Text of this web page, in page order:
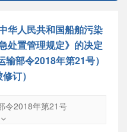
华人民共和国船舶污染
处置管理规定》的决定
输部令2018年第21号）
修订）
令2018年第21号
2018年第21号